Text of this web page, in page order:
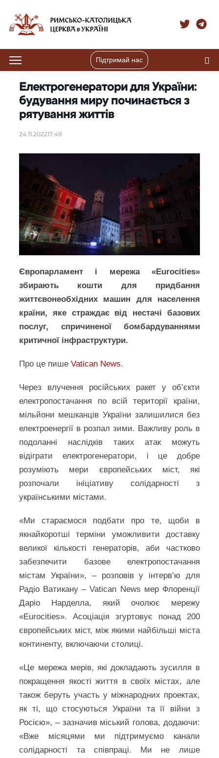
Підтримай нас
Електрогенератори для України:
будування миру починається з
рятування життів
24.11.202217:49
Європарламент і мережа «Eurocities»
збирають кошти для придбання
життєвонеобхідних машин для населення
країни, яке страждає від нестачі базових
послуг, спричиненої бомбардуваннями
критичної інфраструктури.
Про це пишеVatican News.
Через влучення російських ракет у об’єкти
електропостачання по всій території країни,
мільйони мешканців України залишилися без
електроенергії в розпал зими. Важливу роль в
подоланні наслідків таких атак можуть
відіграти електрогенератори, і це добре
розуміють мери європейських міст, які
розпочали ініціативу солідарності з
українськими містами.
«Ми стараємося подбати про те, щоби в
якнайкоротші терміни уможливити доставку
великої кількості генераторів, аби частково
забезпечити базове електропостачання
містам України», – розповів у інтерв’ю для
Радіо Ватикану – Vatican News мер Флоренції
Даріо Нарделла, який очолює мережу
«Eurocities». Асоціація згуртовує понад 200
європейських міст, між якими найбільші міста
континенту, включаючи столиці.
«Це мережа мерів, які докладають зусилля в
покращення якості життя в своїх містах, але
також беруть участь у міжнародних проектах,
як ті, що стосуються України та її війни з
Росією», – зазначив міський голова, додаючи:
«Вже місяцями ми підтримуємо канали
солідарності та співпраці. Ми не лише